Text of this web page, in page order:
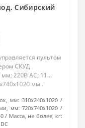
Сибирский
пультом
СКУД
мм; 220В AC; 11…
мм..
мм: 310x240x1020
мм: 720x740x1020
Масса, не более, кг: